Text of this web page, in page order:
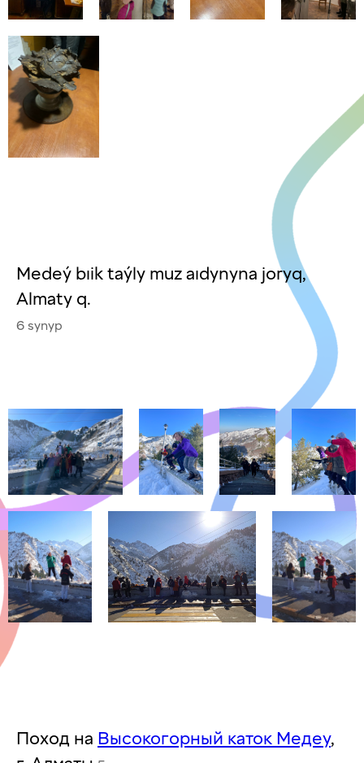
Medeý bıik taýly muz aıdynyna joryq,
Almaty q.
6 synyp
Поход на Высокогорный каток Медеу,